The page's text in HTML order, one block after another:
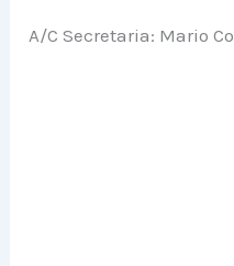
A/C Secretaria: Mario